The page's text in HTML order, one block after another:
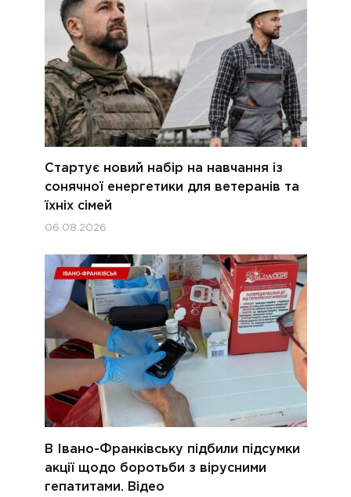
Стартує новий набір на навчання із
сонячної енергетики для ветеранів та
їхніх сімей
06.08.2026
В Івано-Франківську підбили підсумки
акції щодо боротьби з вірусними
гепатитами. Відео